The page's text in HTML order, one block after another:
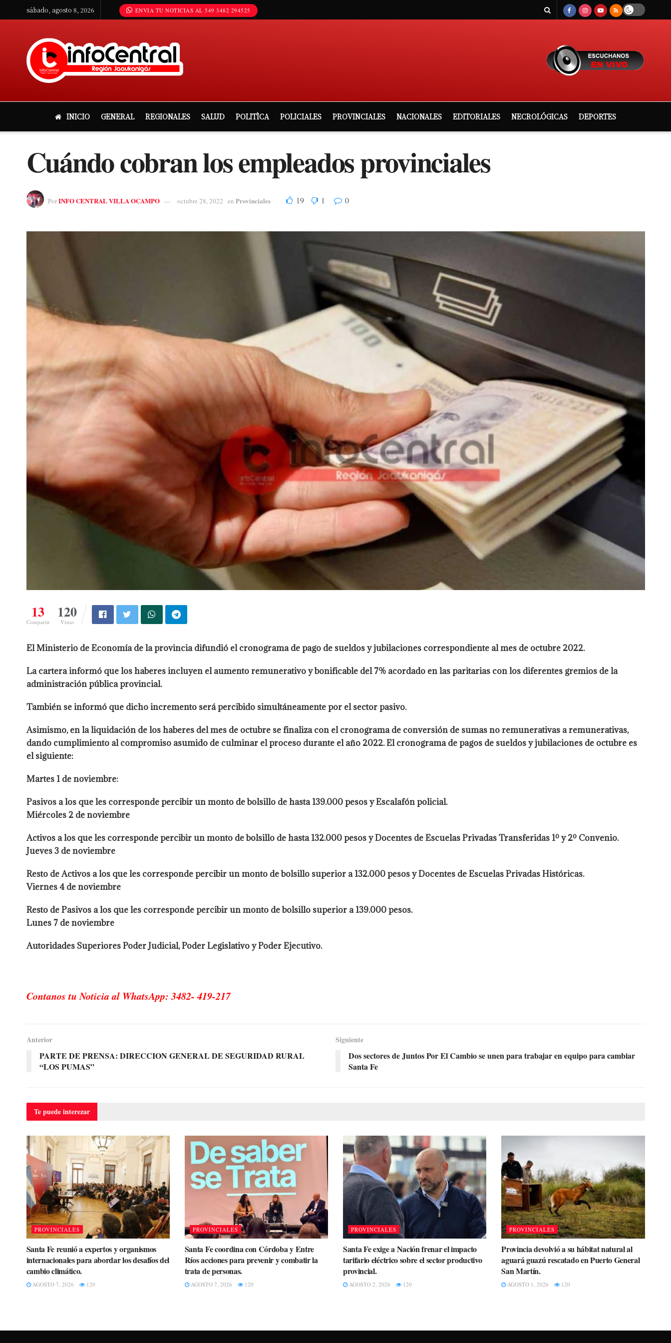
sábado, agosto 8, 2026 ENVIA TU NOTICIAS AL 549 3482 294525
INICIO GENERAL REGIONALES SALUD POLITÌCA POLICIALES PROVINCIALES NACIONALES EDITORIALES NECROLÓGICAS DEPORTES
Cuándo cobran los empleados provinciales
PorINFO CENTRAL VILLA OCAMPO octubre 28, 2022 en Provinciales 19 1 0
13
Compartir
120
Vistas
El Ministerio de Economía de la provincia difundió el cronograma de pago de sueldos y jubilaciones correspondiente al mes de octubre 2022.
La cartera informó que los haberes incluyen el aumento remunerativo y bonificable del 7% acordado en las paritarias con los diferentes gremios de la
administración pública provincial.
También se informó que dicho incremento será percibido simultáneamente por el sector pasivo.
Asimismo, en la liquidación de los haberes del mes de octubre se finaliza con el cronograma de conversión de sumas no remunerativas a remunerativas,
dando cumplimiento al compromiso asumido de culminar el proceso durante el año 2022. El cronograma de pagos de sueldos y jubilaciones de octubre es
el siguiente:
Martes 1 de noviembre:
Pasivos a los que les corresponde percibir un monto de bolsillo de hasta 139.000 pesos y Escalafón policial.
Miércoles 2 de noviembre
​Activos a los que les corresponde percibir un monto de bolsillo de hasta 132.000 pesos y Docentes de Escuelas Privadas Transferidas 1º y 2º Convenio.
Jueves 3 de noviembre
Resto de Activos a los que les corresponde percibir un monto de bolsillo superior a 132.000 pesos y Docentes de Escuelas Privadas Históricas.
Viernes 4 de noviembre
Resto de Pasivos a los que les corresponde percibir un monto de bolsillo superior a 139.000 pesos.
Lunes 7 de noviembre
Autoridades Superiores Poder Judicial, Poder Legislativo y Poder Ejecutivo.
Contanos tu Noticia al WhatsApp: 3482- 419-217
Anterior
PARTE DE PRENSA: DIRECCION GENERAL DE SEGURIDAD RURAL
“LOS PUMAS”
Siguiente
Dos sectores de Juntos Por El Cambio se unen para trabajar en equipo para cambiar
Santa Fe
Te puedeinterezar
PROVINCIALES
Santa Fe reunió a expertos y organismos
internacionales para abordar los desafíos del
cambio climático.
AGOSTO 7, 2026 120
PROVINCIALES
Santa Fe coordina con Córdoba y Entre
Ríos acciones para prevenir y combatir la
trata de personas.
AGOSTO 7, 2026 120
PROVINCIALES
Santa Fe exige a Nación frenar el impacto
tarifario eléctrico sobre el sector productivo
provincial.
AGOSTO 2, 2026 120
PROVINCIALES
Provincia devolvió a su hábitat natural al
aguará guazú rescatado en Puerto General
San Martín.
AGOSTO 1, 2026 120